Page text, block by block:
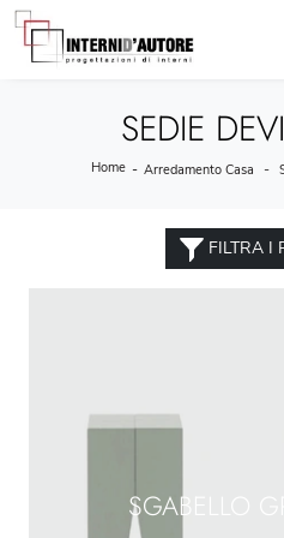
SEDIE
Home - Arredamento Casa -
FILTRA I
SGABELLO